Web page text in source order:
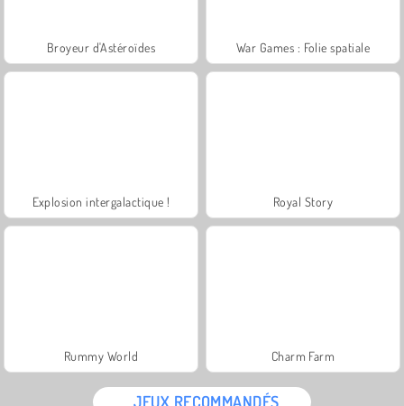
Broyeur d'Astéroïdes War Games : Folie spatiale
Explosion intergalactique ! Royal Story
Rummy World Charm Farm
JEUX RECOMMANDÉS